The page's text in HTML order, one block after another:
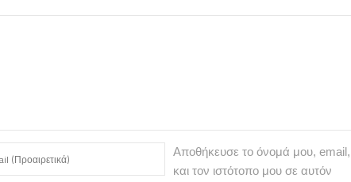
Αποθήκευσε το όνομά μου, email,
και τον ιστότοπο μου σε αυτόν